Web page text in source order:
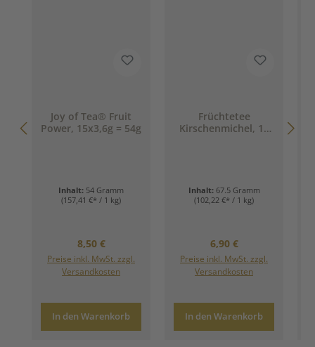
Joy of Tea® Fruit
Power, 15x3,6g = 54g
Inhalt: 54 Gramm
(157,41 €* / 1 kg)
Regulärer Preis:
8,50 €
Preise inkl. MwSt. zzgl.
Versandkosten
In den Warenkorb
Früchtetee
Kirschenmichel, 15
Inhalt: 67.5 Gramm
(102,22 €* / 1 kg)
Regulärer Preis:
6,90 €
Preise inkl. MwSt. zzgl.
Versandkosten
In den Warenkorb